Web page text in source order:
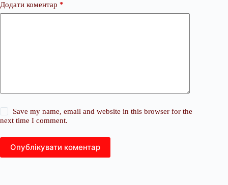
Додати коментар *
Save my name, email and website in this browser for the
next time I comment.
Опублікувати коментар